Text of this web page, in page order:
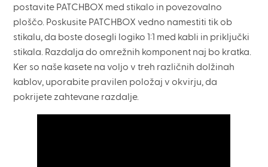
postavite PATCHBOX med stikalo in povezovalno
ploščo. Poskusite PATCHBOX vedno namestiti tik ob
stikalu, da boste dosegli logiko 1:1 med kabli in priključki
stikala. Razdalja do omrežnih komponent naj bo kratka.
Ker so naše kasete na voljo v treh različnih dolžinah
kablov, uporabite pravilen položaj v okvirju, da
pokrijete zahtevane razdalje.